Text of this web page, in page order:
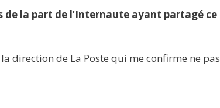
la part de l’Internaute ayant partagé ce
direction de La Poste qui me confirme ne pas